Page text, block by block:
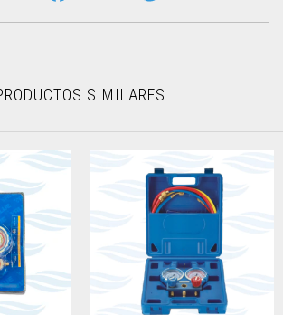
SIMILARES